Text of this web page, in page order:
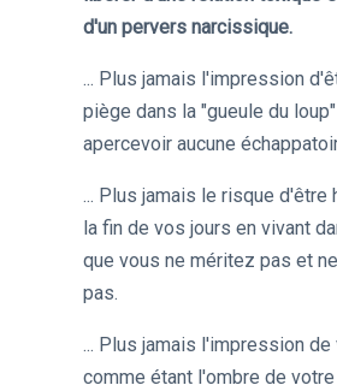
d'un pervers narcissique.
... Plus jamais l'impression
piège dans la "gueule du
apercevoir aucune
... Plus jamais le risque d'être
la fin de vos jours en vivant
que vous ne méritez pas et
pas.
... Plus jamais l'impression
comme étant l'ombre de